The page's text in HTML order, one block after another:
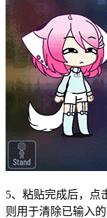
5、粘贴完成后，点
则用于清除已输入的